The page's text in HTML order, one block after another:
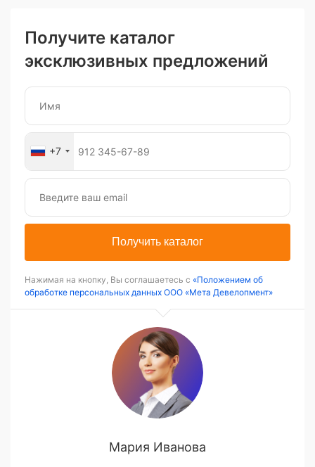
Получите каталог
эксклюзивных предложений
+7
Получить каталог
Нажимая на кнопку, Вы соглашаетесь с «Положением об
обработке персональных данных ООО «Мета Девелопмент»
Мария Иванова